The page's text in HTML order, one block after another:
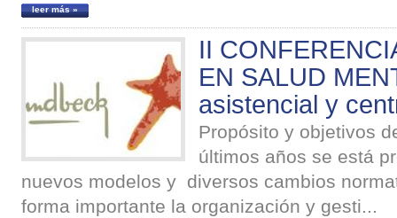
leer más »
II
EN SALUD
asistencial y
Propósito y objetivos
últimos años se está
nuevos modelos y diversos cambios
forma importante la organización y gesti...